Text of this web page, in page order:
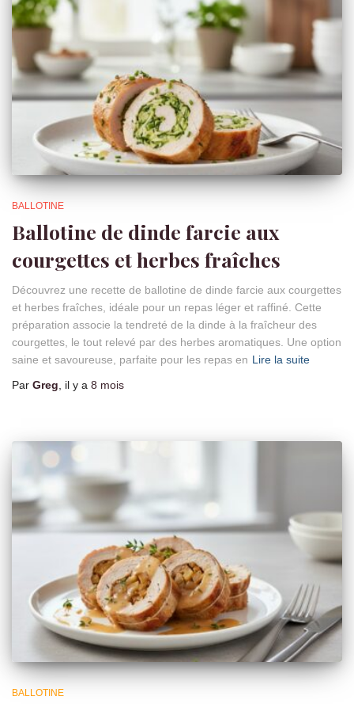
BALLOTINE
Ballotine de dinde farcie aux
courgettes et herbes fraîches
Découvrez une recette de ballotine de dinde farcie aux courgettes
et herbes fraîches, idéale pour un repas léger et raffiné. Cette
préparation associe la tendreté de la dinde à la fraîcheur des
courgettes, le tout relevé par des herbes aromatiques. Une option
saine et savoureuse, parfaite pour les repas en Lire la suite
Par Greg , il y a 8 mois
BALLOTINE